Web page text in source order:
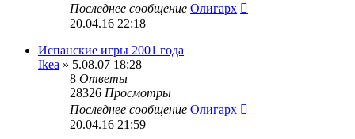
Последнее сообщение Олигарх
20.04.16 22:18
Испанские игры 2001 года
Ikea » 5.08.07 18:28
8 Ответы
28326 Просмотры
Последнее сообщение Олигарх
20.04.16 21:59